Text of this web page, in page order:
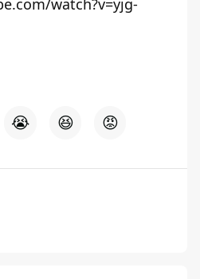
watch?v=yjg-
😭 😆 😡